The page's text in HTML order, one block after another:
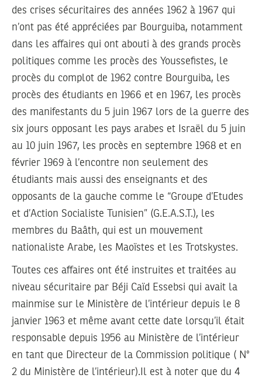
des crises sécuritaires des années 1962 à 1967 qui
n’ont pas été appréciées par Bourguiba, notamment
dans les affaires qui ont abouti à des grands procès
politiques comme les procès des Youssefistes, le
procès du complot de 1962 contre Bourguiba, les
procès des étudiants en 1966 et en 1967, les procès
des manifestants du 5 juin 1967 lors de la guerre des
six jours opposant les pays arabes et Israël du 5 juin
au 10 juin 1967, les procès en septembre 1968 et en
février 1969 à l’encontre non seulement des
étudiants mais aussi des enseignants et des
opposants de la gauche comme le “Groupe d’Etudes
et d’Action Socialiste Tunisien” (G.E.A.S.T.), les
membres du Baâth, qui est un mouvement
nationaliste Arabe, les Maoïstes et les Trotskystes.
Toutes ces affaires ont été instruites et traitées au
niveau sécuritaire par Béji Caïd Essebsi qui avait la
mainmise sur le Ministère de l’intérieur depuis le 8
janvier 1963 et même avant cette date lorsqu’il était
responsable depuis 1956 au Ministère de l’intérieur
en tant que Directeur de la Commission politique ( N°
2 du Ministère de l’intérieur).Il est à noter que du 4